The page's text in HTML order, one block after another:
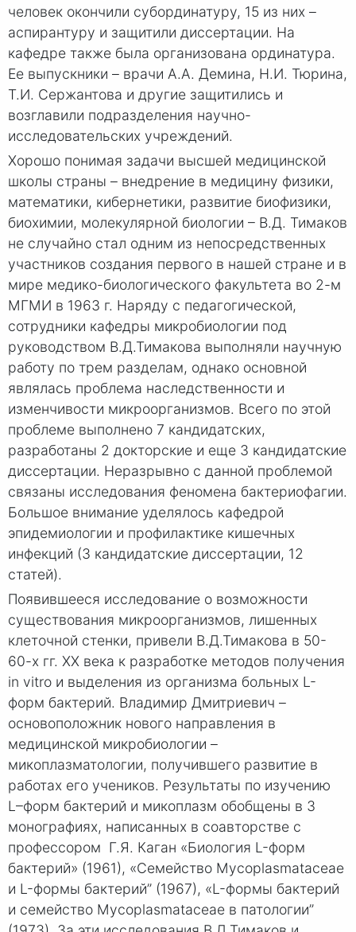
человек окончили субординатуру, 15 из них –
аспирантуру и защитили диссертации. На
кафедре также была организована ординатура.
Ее выпускники – врачи А.А. Демина, Н.И. Тюрина,
Т.И. Сержантова и другие защитились и
возглавили подразделения научно-
исследовательских учреждений.
Хорошо понимая задачи высшей медицинской
школы страны – внедрение в медицину физики,
математики, кибернетики, развитие биофизики,
биохимии, молекулярной биологии – В.Д. Тимаков
не случайно стал одним из непосредственных
участников создания первого в нашей стране и в
мире медико-биологического факультета во 2-м
МГМИ в 1963 г. Наряду с педагогической,
сотрудники кафедры микробиологии под
руководством В.Д.Тимакова выполняли научную
работу по трем разделам, однако основной
являлась проблема наследственности и
изменчивости микроорганизмов. Всего по этой
проблеме выполнено 7 кандидатских,
разработаны 2 докторские и еще 3 кандидатские
диссертации. Неразрывно с данной проблемой
связаны исследования феномена бактериофагии.
Большое внимание уделялось кафедрой
эпидемиологии и профилактике кишечных
инфекций (3 кандидатские диссертации, 12
статей).
Появившееся исследование о возможности
существования микроорганизмов, лишенных
клеточной стенки, привели В.Д.Тимакова в 50-
60-х гг. ХХ века к разработке методов получения
in vitro и выделения из организма больных L-
форм бактерий. Владимир Дмитриевич –
основоположник нового направления в
медицинской микробиологии –
микоплазматологии, получившего развитие в
работах его учеников. Результаты по изучению
L–форм бактерий и микоплазм обобщены в 3
монографиях, написанных в соавторстве с
профессором Г.Я. Каган «Биология L-форм
бактерий» (1961), «Семейство Mycoplasmataceae
и L-формы бактерий” (1967), «L-формы бактерий
и семейство Mycoplasmataceae в патологии”